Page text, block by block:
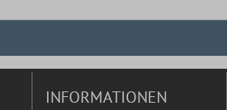
INFORMATIONEN